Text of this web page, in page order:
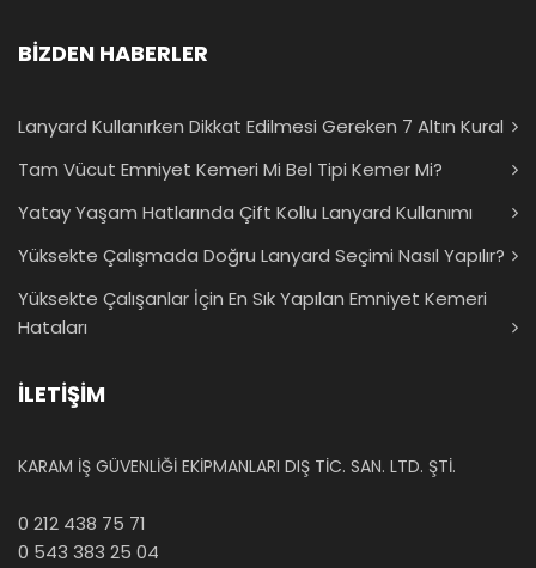
BİZDEN HABERLER
Lanyard Kullanırken Dikkat Edilmesi Gereken 7 Altın Kural
Tam Vücut Emniyet Kemeri Mi Bel Tipi Kemer Mi?
Yatay Yaşam Hatlarında Çift Kollu Lanyard Kullanımı
Yüksekte Çalışmada Doğru Lanyard Seçimi Nasıl Yapılır?
Yüksekte Çalışanlar İçin En Sık Yapılan Emniyet Kemeri
Hataları
İLETİŞİM
KARAM İŞ GÜVENLİĞİ EKİPMANLARI DIŞ TİC. SAN. LTD. ŞTİ.
0 212 438 75 71
0 543 383 25 04